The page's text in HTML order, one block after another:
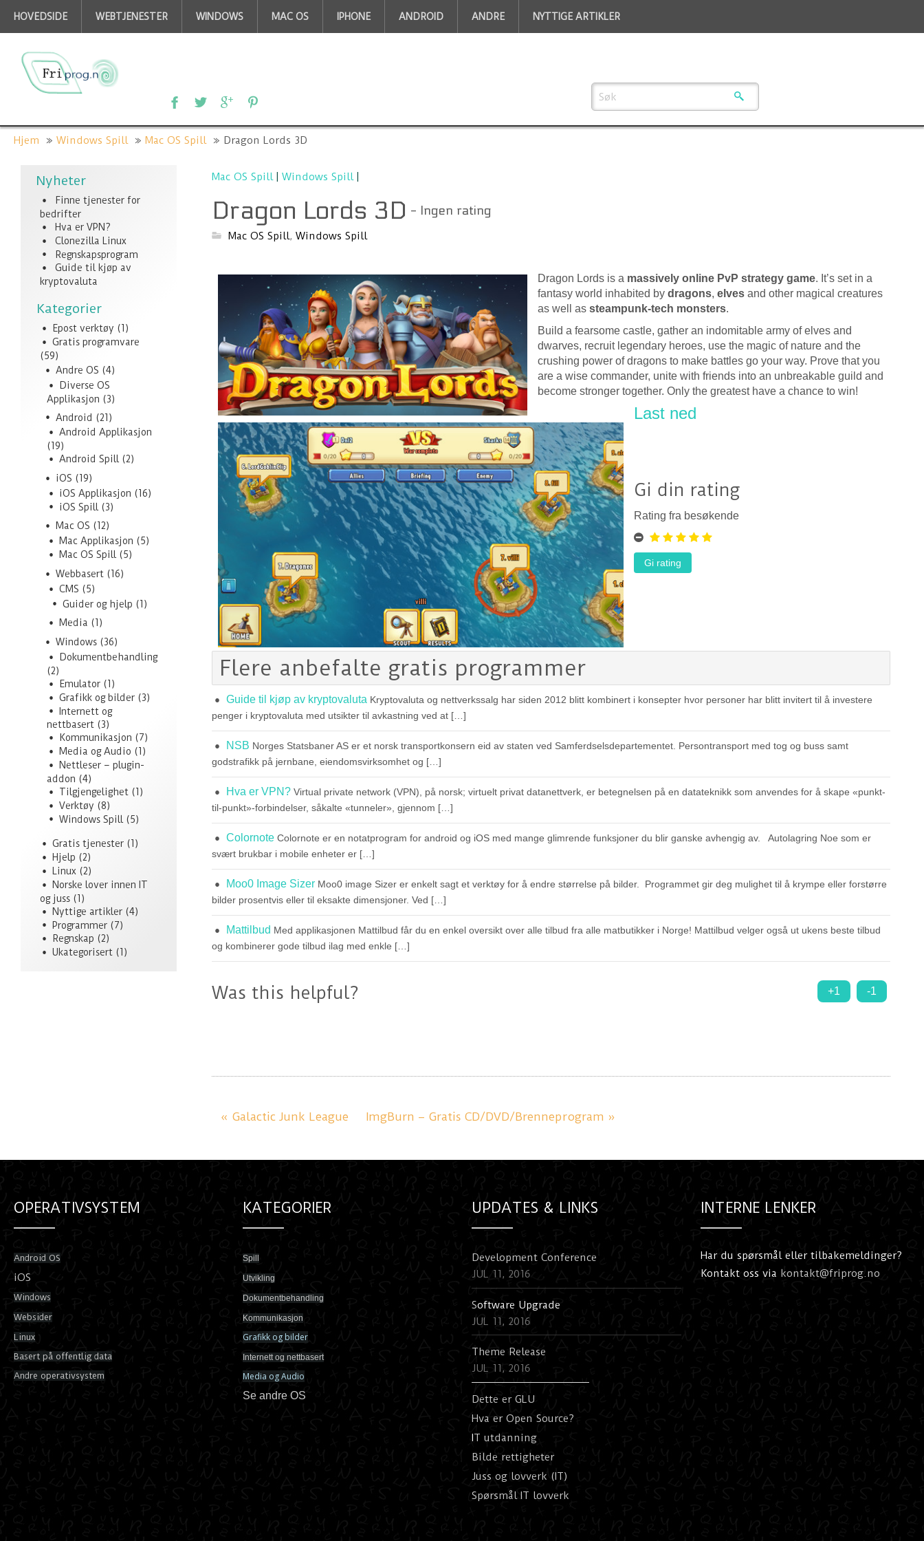
HOVEDSIDE WEBTJENESTER WINDOWS MAC OS IPHONE ANDROID ANDRE NYTTIGE ARTIKLER
Hjem Windows Spill Mac OS Spill Dragon Lords 3D
Nyheter
Finne tjenester for
bedrifter
Hva er VPN?
Clonezilla Linux
Regnskapsprogram
Guide til kjøp av
kryptovaluta
Kategorier
Epost verktøy (1)
Gratis programvare
(59)
Andre OS (4)
Diverse OS
Applikasjon (3)
Android (21)
Android Applikasjon
(19)
Android Spill (2)
iOS (19)
iOS Applikasjon (16)
iOS Spill (3)
Mac OS (12)
Mac Applikasjon (5)
Mac OS Spill (5)
Webbasert (16)
CMS (5)
Guider og hjelp (1)
Media (1)
Windows (36)
Dokumentbehandling
(2)
Emulator (1)
Grafikk og bilder (3)
Internett og
nettbasert (3)
Kommunikasjon (7)
Media og Audio (1)
Nettleser – plugin-
addon (4)
Tilgjengelighet (1)
Verktøy (8)
Windows Spill (5)
Gratis tjenester (1)
Hjelp (2)
Linux (2)
Norske lover innen IT
og juss (1)
Nyttige artikler (4)
Programmer (7)
Regnskap (2)
Ukategorisert (1)
Mac OS Spill| Windows Spill|
Dragon Lords 3D - Ingen rating
Mac OS Spill, Windows Spill
Dragon Lords is a massively online PvP strategy game. It’s set in a
fantasy world inhabited by dragons, elvesand other magical creatures
as well as steampunk-tech monsters.
Build a fearsome castle, gather an indomitable army of elves and
dwarves, recruit legendary heroes, use the magic of nature and the
crushing power of dragons to make battles go your way. Prove that you
are a wise commander, unite with friends into an unbreakable guild and
become stronger together. Only the greatest have a chance to win!
Last ned
Gi din rating
Rating fra besøkende
Flere anbefalte gratis programmer
Guide til kjøp av kryptovaluta Kryptovaluta og nettverkssalg har siden 2012 blitt kombinert i konsepter hvor personer har blitt invitert til å investere
penger i kryptovaluta med utsikter til avkastning ved at […]
NSB Norges Statsbaner AS er et norsk transportkonsern eid av staten ved Samferdselsdepartementet. Persontransport med tog og buss samt
godstrafikk på jernbane, eiendomsvirksomhet og […]
Hva er VPN? Virtual private network (VPN), på norsk; virtuelt privat datanettverk, er betegnelsen på en datateknikk som anvendes for å skape «punkt-
til-punkt»-forbindelser, såkalte «tunneler», gjennom […]
Colornote Colornote er en notatprogram for android og iOS med mange glimrende funksjoner du blir ganske avhengig av. Autolagring Noe som er
svært brukbar i mobile enheter er […]
Moo0 Image Sizer Moo0 image Sizer er enkelt sagt et verktøy for å endre størrelse på bilder. Programmet gir deg mulighet til å krympe eller forstørre
bilder prosentvis eller til eksakte dimensjoner. Ved […]
Mattilbud Med applikasjonen Mattilbud får du en enkel oversikt over alle tilbud fra alle matbutikker i Norge! Mattilbud velger også ut ukens beste tilbud
og kombinerer gode tilbud ilag med enkle […]
Was this helpful? +1 -1
« Galactic Junk League ImgBurn – Gratis CD/DVD/Brenneprogram »
OPERATIVSYSTEM
Android OS
iOS
Windows
Websider
Linux
Basert på offentlig data
Andre operativsystem
KATEGORIER
Spill
Utvikling
Dokumentbehandling
Kommunikasjon
Grafikk og bilder
Internett og nettbasert
Media og Audio
Se andre OS
UPDATES & LINKS
Development Conference
JUL 11, 2016
Software Upgrade
JUL 11, 2016
Theme Release
JUL 11, 2016
Dette er GLU
Hva er Open Source?
IT utdanning
Bilde rettigheter
Juss og lovverk (IT)
Spørsmål IT lovverk
INTERNE LENKER
Har du spørsmål eller tilbakemeldinger?
Kontakt oss via kontakt@friprog.no